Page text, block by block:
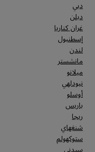
دبي
دبلن
غران كناريا
إسطنبول
لندن
مانشستر
ميلانو
نيودلهي
أوسلو
باريس
ريجا
شنغهاي
ستوكهولم
سيدني